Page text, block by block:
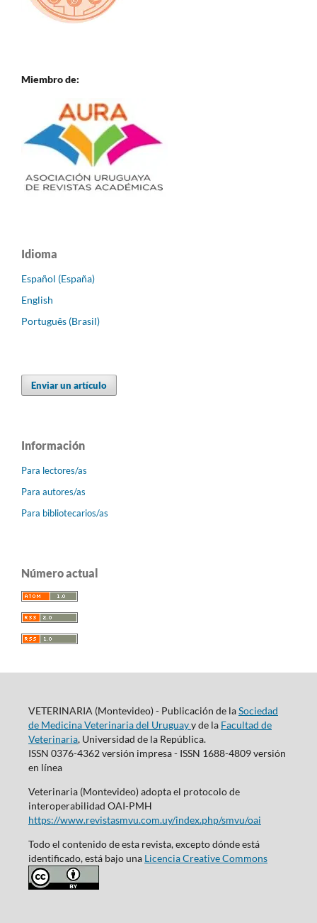
Miembro de:
Idioma
Español (España)
English
Português (Brasil)
Enviar un artículo
Información
Para lectores/as
Para autores/as
Para bibliotecarios/as
Número actual
VETERINARIA (Montevideo) - Publicación de laSociedad
de Medicina Veterinaria del Uruguayy de la Facultad de
Veterinaria, Universidad de la República.
ISSN 0376-4362 versión impresa - ISSN 1688-4809 versión
en línea
Veterinaria (Montevideo) adopta el protocolo de
interoperabilidad OAI-PMH
https://www.revistasmvu.com.uy/index.php/smvu/oai
Todo el contenido de esta revista, excepto dónde está
identificado, está bajo una Licencia Creative Commons